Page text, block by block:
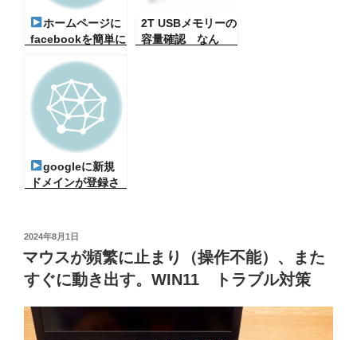
ホームページに
facebookを簡単に
投稿が表示されな
い対策
2T USBメモリーの
容量確認 なん
googleに新規
ドメインが登録さ
投
稿
日:
2024年8月1日
マウスが頻繁に止まり（操作不能）、また
すぐに動き出す。WIN11 トラブル対策